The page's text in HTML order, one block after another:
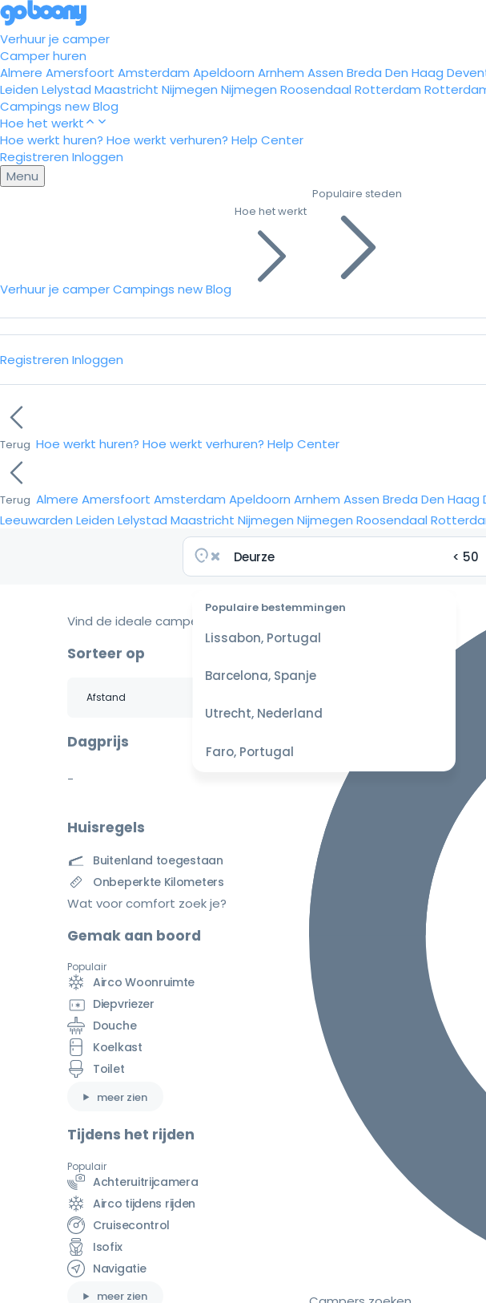
Verhuur je camper
Camper huren
Almere Amersfoort Amsterdam Apeldoorn Arnhem Assen Breda Den Haag
Leiden Lelystad Maastricht Nijmegen Nijmegen Roosendaal Rotterdam
Campings newBlog
Hoe het werkt
Hoe werkt huren? Hoe werkt verhuren? Help Center
Registreren Inloggen
Menu
Verhuur je camperCampings newBlog
Hoe het werkt
Populaire steden
Registreren Inloggen
Terug Hoe werkt huren? Hoe werkt verhuren? Help Center
Terug Almere Amersfoort Amsterdam Apeldoorn Arnhem Assen Breda Den Haag
Leeuwarden Leiden Lelystad Maastricht Nijmegen Nijmegen Roosendaal
Populaire bestemmingen
Lissabon, Portugal
Barcelona, Spanje
Utrecht, Nederland
Faro, Portugal
Vind de ideale camper voor je reis
Sorteer op
Dagprijs
-
Huisregels
Buitenland toegestaan
Onbeperkte Kilometers
Wat voor comfort zoek je?
Gemak aan boord
Populair
Airco Woonruimte
Diepvriezer
Douche
Koelkast
Toilet
meer zien
Tijdens het rijden
Populair
Achteruitrijcamera
Airco tijdens rijden
Cruisecontrol
Isofix
Navigatie
meer zien